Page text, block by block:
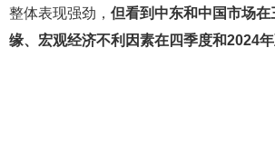
整体表现强劲， 但看到中东和中国市场
缘、宏观经济不利因素在四季度和2024